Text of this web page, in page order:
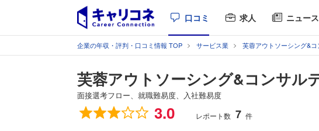
口コミ 求人 ニュース
企業の年収・評判・口コミ情報 TOP サービス業 芙蓉アウトソーシング&
芙蓉アウトソーシング&コンサル
面接選考フロー、就職難易度、入社難易度
総合評価 3.0 レポート数 7 件